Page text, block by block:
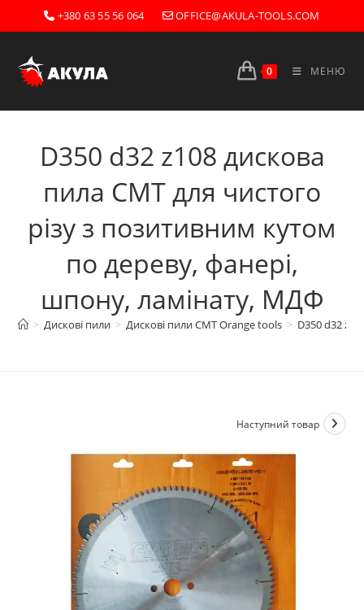
Перейти
до
+380 63 55 56 064 OFFICE@AKULA-TOOLS.COM
0 МЕНЮ
D350 d32 z108 дискова
пила CMT для чистого
різу з позитивним кутом
по дереву, фанері,
шпону, ламінату, МДФ
> Дискові пили > Дискові пили CMT Orange tools > D350 d32
Наступний товар